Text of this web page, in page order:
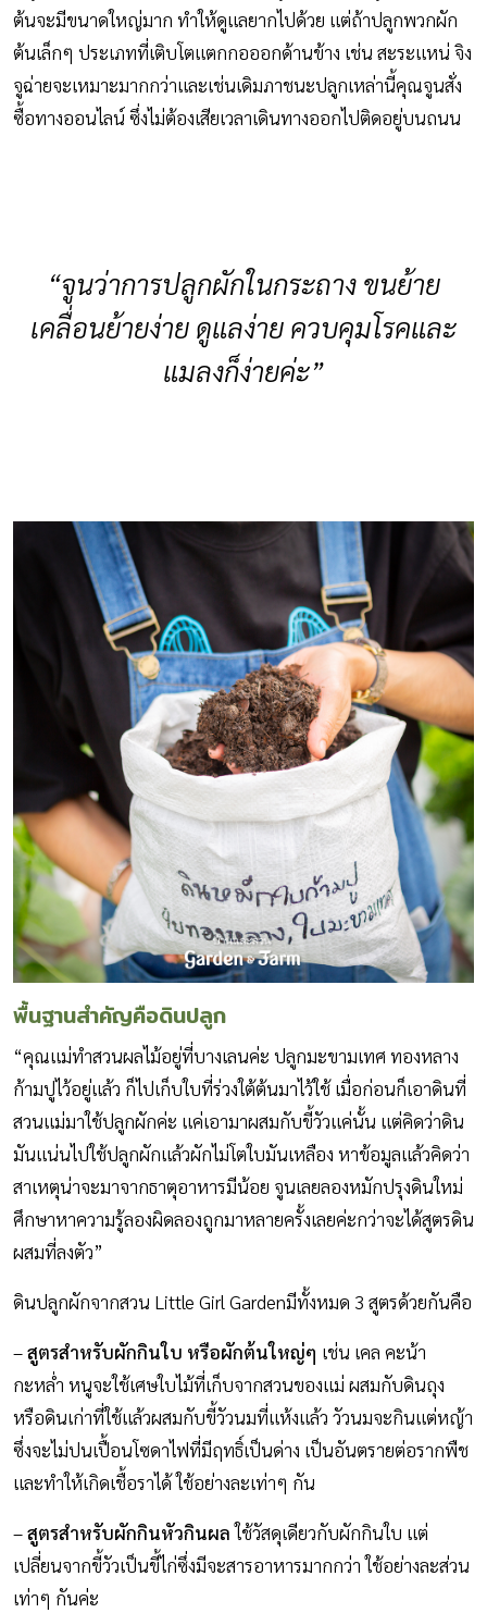
ต้นจะมีขนาดใหญ่มาก ทำให้ดูแลยากไปด้วย แต่ถ้าปลูกพวกผัก
ต้นเล็กๆ ประเภทที่เติบโตแตกกอออกด้านข้าง เช่น สะระแหน่ จิง
จูฉ่ายจะเหมาะมากกว่าและเช่นเดิมภาชนะปลูกเหล่านี้คุณจูนสั่ง
ซื้อทางออนไลน์ ซึ่งไม่ต้องเสียเวลาเดินทางออกไปติดอยู่บนถนน
“จูนว่าการปลูกผักในกระถาง ขนย้าย
เคลื่อนย้ายง่าย ดูแลง่าย ควบคุมโรคและ
แมลงก็ง่ายค่ะ”
พื้นฐานสำคัญคือดินปลูก
“คุณแม่ทำสวนผลไม้อยู่ที่บางเลนค่ะ ปลูกมะขามเทศ ทองหลาง
ก้ามปูไว้อยู่แล้ว ก็ไปเก็บใบที่ร่วงใต้ต้นมาไว้ใช้ เมื่อก่อนก็เอาดินที่
สวนแม่มาใช้ปลูกผักค่ะ แค่เอามาผสมกับขี้วัวแค่นั้น แต่คิดว่าดิน
มันแน่นไปใช้ปลูกผักแล้วผักไม่โตใบมันเหลือง หาข้อมูลแล้วคิดว่า
สาเหตุน่าจะมาจากธาตุอาหารมีน้อย จูนเลยลองหมักปรุงดินใหม่
ศึกษาหาความรู้ลองผิดลองถูกมาหลายครั้งเลยค่ะกว่าจะได้สูตรดิน
ผสมที่ลงตัว”
ดินปลูกผักจากสวน Little Girl Gardenมีทั้งหมด 3 สูตรด้วยกันคือ
–สูตรสำหรับผักกินใบ หรือผักต้นใหญ่ๆ เช่น เคล คะน้า
กะหล่ำ หนูจะใช้เศษใบไม้ที่เก็บจากสวนของแม่ ผสมกับดินถุง
หรือดินเก่าที่ใช้แล้วผสมกับขี้วัวนมที่แห้งแล้ว วัวนมจะกินแต่หญ้า
ซึ่งจะไม่ปนเปื้อนโซดาไฟที่มีฤทธิ์เป็นด่าง เป็นอันตรายต่อรากพืช
และทำให้เกิดเชื้อราได้ ใช้อย่างละเท่าๆ กัน
–สูตรสำหรับผักกินหัวกินผลใช้วัสดุเดียวกับผักกินใบ แต่
เปลี่ยนจากขี้วัวเป็นขี้ไก่ซึ่งมีจะสารอาหารมากกว่า ใช้อย่างละส่วน
เท่าๆ กันค่ะ